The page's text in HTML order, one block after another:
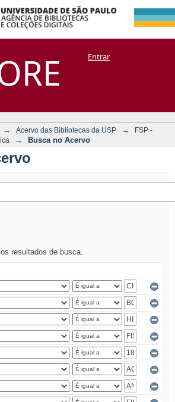
no Acervo
Manakin + CoriscoEntrar
→ Acervo das Bibliotecas da USP →
FSP -
→ Busca no Acervo
resultados de busca.